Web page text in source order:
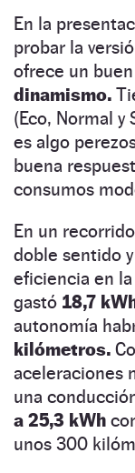
En la
probar la
ofrece un buen
dinamismo.
(Eco, Normal
es algo
buena
consumos
En un
doble sentido
eficiencia en
gastó 18,7
autonomía
kilómetros.
aceleraciones
una
a 25,3 kWh
unos 300